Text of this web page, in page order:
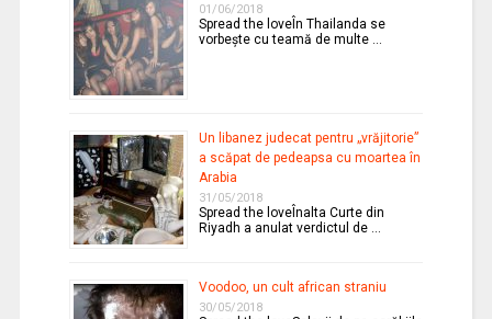
01/06/2018
Spread the loveÎn Thailanda se
vorbeşte cu teamă de multe …
Un libanez judecat pentru „vrăjitorie”
a scăpat de pedeapsa cu moartea în
Arabia
31/05/2018
Spread the loveÎnalta Curte din
Riyadh a anulat verdictul de …
Voodoo, un cult african straniu
30/05/2018